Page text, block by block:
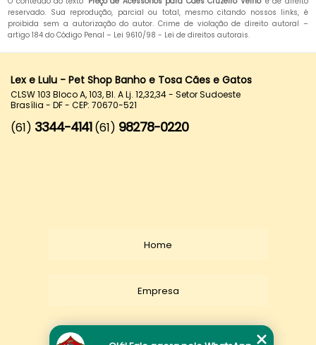
reservado. Sua reprodução, parcial ou total, mesmo citando nossos links, é
proibida sem a autorização do autor. Crime de violação de direito autoral –
artigo 184 do Código Penal – Lei 9610/98 - Lei de direitos autorais.
Lex e Lulu - Pet Shop Banho e Tosa Cães e Gatos
CLSW 103 Bloco A, 103, Bl. A Lj. 12,32,34 - Setor Sudoeste
Brasília - DF - CEP: 70670-521
(61) 3344-4141 (61) 98278-0220
Home
Empresa